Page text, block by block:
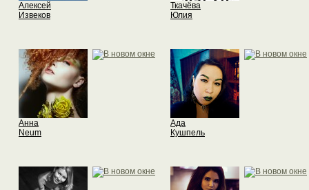
Алексей
Извеков
Ткачёва
Юлия
Анна
Neum
Ада
Кушпель